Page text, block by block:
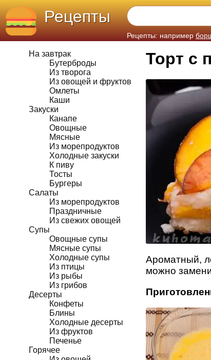
Рецепты
Рецепты: например
На завтрак
Бутерброды
Из творога
Из овощей и фруктов
Омлеты
Каши
Закуски
Канапе
Овощные
Мясные
Из морепродуктов
Холодные закуски
К пиву
Тосты
Бургеры
Салаты
Из морепродуктов
Праздничные
Из свежих овощей
Супы
Овощные супы
Мясные супы
Холодные супы
Из птицы
Из рыбы
Из грибов
Десерты
Конфеты
Блины
Холодные десерты
Из фруктов
Печенье
Горячее
Торт с
Ароматный,
можно